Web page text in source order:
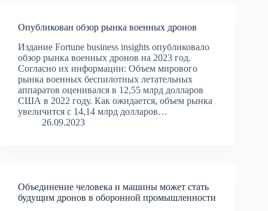
Опубликован обзор рынка военных дронов
Издание Fortune business insights опубликовало
обзор рынка военных дронов на 2023 год.
Согласно их информации: Объем мирового
рынка военных беспилотных летательных
аппаратов оценивался в 12,55 млрд долларов
США в 2022 году. Как ожидается, объем рынка
увеличится с 14,14 млрд долларов…
26.09.2023
Объединение человека и машины может стать
будущим дронов в оборонной промышленности